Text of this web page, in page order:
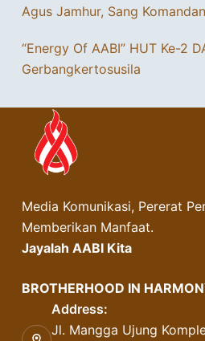
Agus Jamhur, Sang
“Energy Of AABI” HUT Ke-2
Gerbangkertosusila
Media Komunikasi, Pererat
Memberikan Manfaat.
Jayalah AABI Kita
BROTHERHOOD IN
Address:
Jl. Mangga Ujung